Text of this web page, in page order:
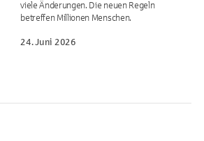
viele Änderungen. Die neuen Regeln
betreffen Millionen Menschen.
24. Juni 2026